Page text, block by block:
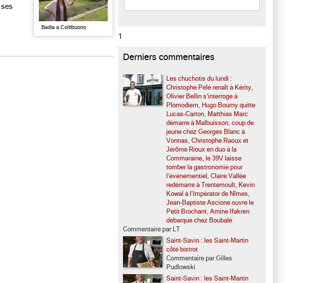
Badia a Coltibuono
1
Derniers commentaires
Les chuchotis du lundi :
Christophe Pelé renaît à Kérity,
Olivier Bellin s’interroge à
Plomodiern, Hugo Bourny quitte
Lucas-Carton, Matthias Marc
démarre à Malbuisson, coup de
jeune chez Georges Blanc à
Vonnas, Christophe Raoux et
Jérôme Rioux en duo à la
Commaraine, le 39V laisse
tomber la gastronomie pour
l’événementiel, Claire Vallée
redémarre à Trentemoult, Kevin
Kowal à l’Impérator de Nîmes,
Jean-Baptiste Ascione ouvre le
Petit Brochant, Amine Ifakren
débarque chez Boubalé
Commentaire par LT
Saint-Savin : les Saint-Martin
côté bistrot
Commentaire par Gilles
Pudlowski
Saint-Savin : les Saint-Martin